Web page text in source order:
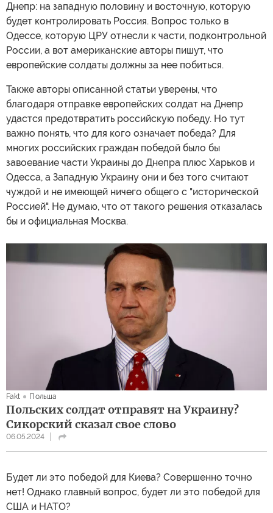
Днепр: на западную половину и восточную, которую
будет контролировать Россия. Вопрос только в
Одессе, которую ЦРУ отнесли к части, подконтрольной
России, а вот американские авторы пишут, что
европейские солдаты должны за нее побиться.
Также авторы описанной статьи уверены, что
благодаря отправке европейских солдат на Днепр
удастся предотвратить российскую победу. Но тут
важно понять, что для кого означает победа? Для
многих российских граждан победой было бы
завоевание части Украины до Днепра плюс Харьков и
Одесса, а Западную Украину они и без того считают
чуждой и не имеющей ничего общего с "исторической
Россией". Не думаю, что от такого решения отказалась
бы и официальная Москва.
Fakt Польша
Польских солдат отправят на Украину?
Сикорский сказал свое слово
06.05.2024
Будет ли это победой для Киева? Совершенно точно
нет! Однако главный вопрос, будет ли это победой для
США и НАТО?